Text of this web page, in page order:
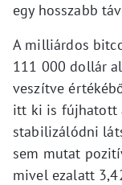
egy hosszabb
A milliárdos
111 000 dollár
veszítve
itt ki is fújhatott
stabilizálódni
sem mutat
mivel ezalatt